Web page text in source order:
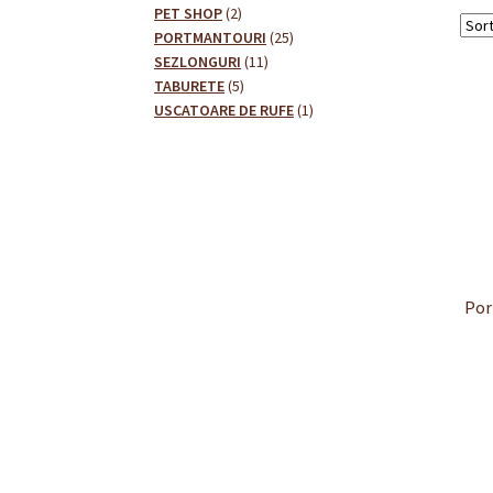
PET SHOP 22
produse
PORTMANTOURI 2525
SEZLONGURI 1111
TABURETE 55
produse
USCATOARE DE RUFE 11